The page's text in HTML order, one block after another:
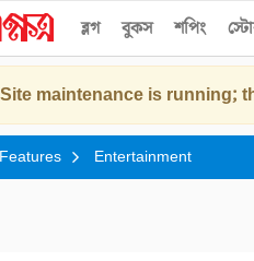
ব্লগ বুকস শপিং
Site maintenance is running;
Features Entertainment